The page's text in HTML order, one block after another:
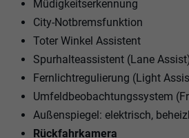
Müdigkeitserkennung
City-Notbremsfunktion
Toter Winkel Assistent
Spurhalteassistent (Lane
Fernlichtregulierung (Light
Umfeldbeobachtungssystem
Außenspiegel: elektrisch,
Rückfahrkamera